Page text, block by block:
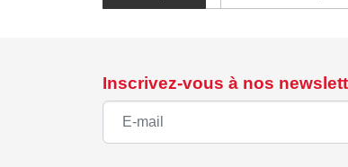
Inscrivez-vous à nos